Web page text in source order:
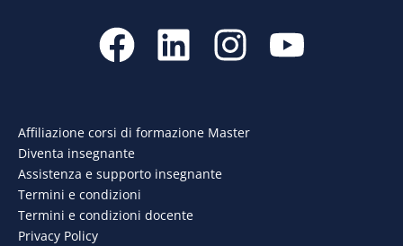
F
a
e
b
o
L
i
k
e
d
I
n
t
Y
o
Affiliazione corsi di formazione Master
Diventa insegnante
Assistenza e supporto insegnante
Termini e condizioni
Termini e condizioni docente
Privacy Policy